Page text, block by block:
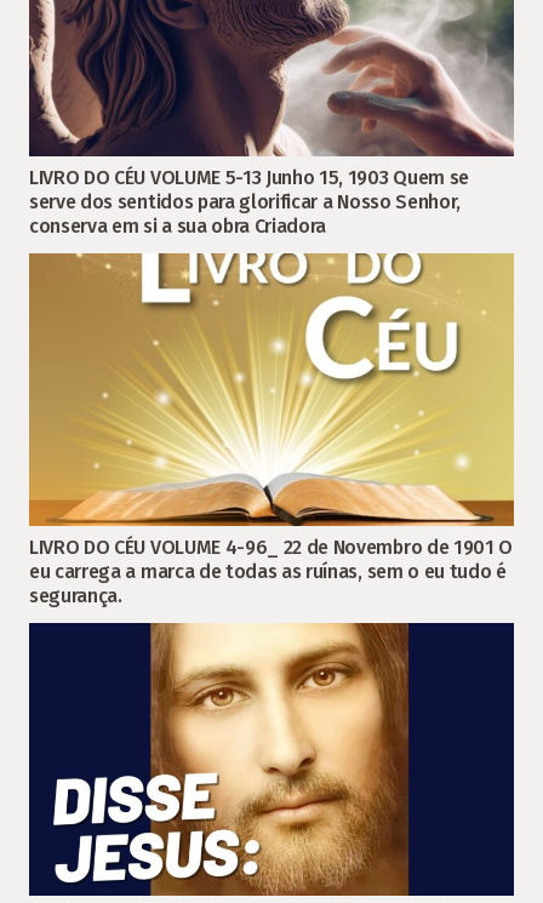
LIVRO DO CÉU VOLUME 5-13 Junho 15, 1903 Quem se
serve dos sentidos para glorificar a Nosso Senhor,
conserva em si a sua obra Criadora
LIVRO DO CÉU VOLUME 4-96_ 22 de Novembro de 1901 O
eu carrega a marca de todas as ruínas, sem o eu tudo é
segurança.